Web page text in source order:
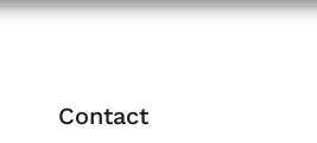
Contact